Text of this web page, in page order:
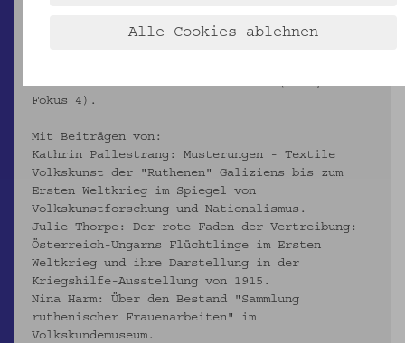
Pallestrang, Kathrin (Hg.): Stick- und
Fokus 4).
Mit Beiträgen von:
Kathrin Pallestrang: Musterungen - Textile
Volkskunst der "Ruthenen" Galiziens bis zum
Ersten Weltkrieg im Spiegel von
Volkskunstforschung und Nationalismus.
Julie Thorpe: Der rote Faden der Vertreibung:
Österreich-Ungarns Flüchtlinge im Ersten
Weltkrieg und ihre Darstellung in der
Kriegshilfe-Ausstellung von 1915.
Nina Harm: Über den Bestand "Sammlung
ruthenischer Frauenarbeiten" im
Volkskundemuseum.
Alle Cookies ablehnen